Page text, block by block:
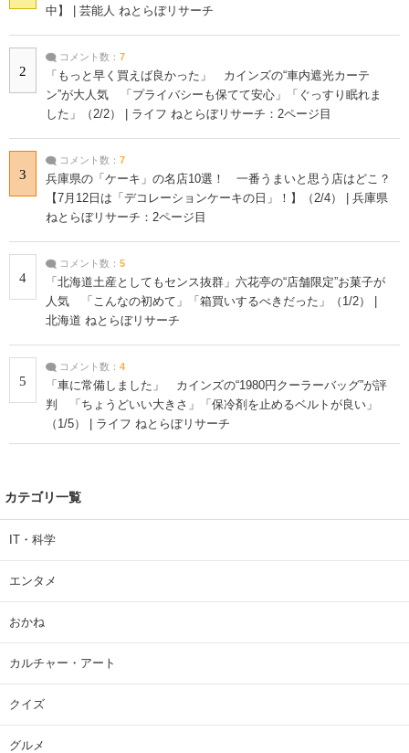
中】 | 芸能人 ねとらぼリサーチ
2
コメント数： 7
「もっと早く買えば良かった」 カインズの“車内遮光カーテ
ン”が大人気 「プライバシーも保てて安心」「ぐっすり眠れま
した」（2/2） | ライフ ねとらぼリサーチ：2ページ目
3
コメント数： 7
兵庫県の「ケーキ」の名店10選！ 一番うまいと思う店はどこ？
【7月12日は「デコレーションケーキの日」！】（2/4） | 兵庫県
ねとらぼリサーチ：2ページ目
4
コメント数： 5
「北海道土産としてもセンス抜群」六花亭の“店舗限定”お菓子が
人気 「こんなの初めて」「箱買いするべきだった」（1/2） |
北海道 ねとらぼリサーチ
5
コメント数： 4
「車に常備しました」 カインズの“1980円クーラーバッグ”が評
判 「ちょうどいい大きさ」「保冷剤を止めるベルトが良い」
（1/5） | ライフ ねとらぼリサーチ
カテゴリ一覧
IT・科学
エンタメ
おかね
カルチャー・アート
クイズ
グルメ